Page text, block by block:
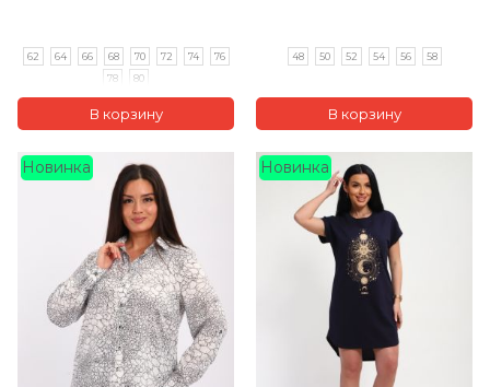
62 64 66 68 70 72 74
76
78
80
48 50 52 54 56 58
Новинка Новинка